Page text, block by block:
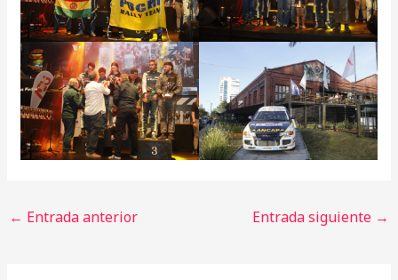
← Entrada anterior Entrada siguiente →